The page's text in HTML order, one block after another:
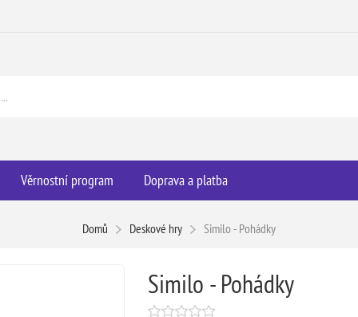
Věrnostní program Doprava a platba
Domů Deskové hry Similo - Pohádky
Similo - Pohádky